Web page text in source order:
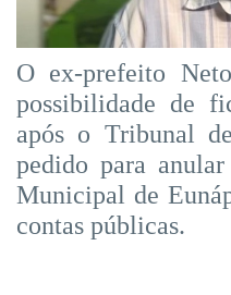
O ex-prefeito
possibilidade de
após o Tribunal
pedido para
Municipal de
contas públicas.